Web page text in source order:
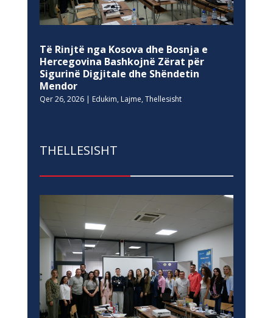
Të Rinjtë nga Kosova dhe Bosnja e
Hercegovina Bashkojnë Zërat për
Sigurinë Digjitale dhe Shëndetin
Mendor
Qer 26, 2026| Edukim, Lajme, Thellesisht
THELLESISHT